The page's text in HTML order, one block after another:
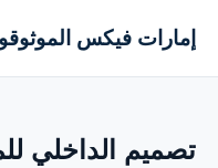
إمارات فيكس
إمارات فيكس الموثوقون
تصميم الداخلي